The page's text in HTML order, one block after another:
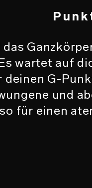
das
wartet auf
deinen G-
und
für einen